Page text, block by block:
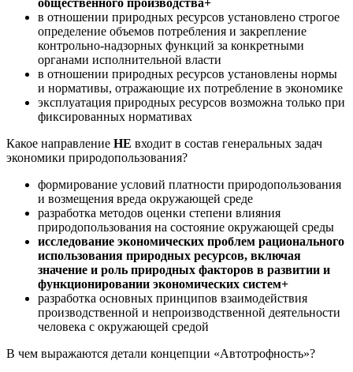
общественного производства+
в отношении природных ресурсов установлено строгое
определение объемов потребления и закрепление
контрольно-надзорных функций за конкретными
органами исполнительной власти
в отношении природных ресурсов установлены нормы
и нормативы, отражающие их потребление в экономике
эксплуатация природных ресурсов возможна только при
фиксированных нормативах
Какое направление НЕ входит в состав генеральных задач
экономики природопользования?
формирование условий платности природопользования
и возмещения вреда окружающей среде
разработка методов оценки степени влияния
природопользования на состояние окружающей среды
исследование экономических проблем рационального
использования природных ресурсов, включая
значение и роль природных факторов в развитии и
функционировании экономических систем+
разработка основных принципов взаимодействия
производственной и непроизводственной деятельности
человека с окружающей средой
В чем выражаются детали концепции «Автотрофность»?